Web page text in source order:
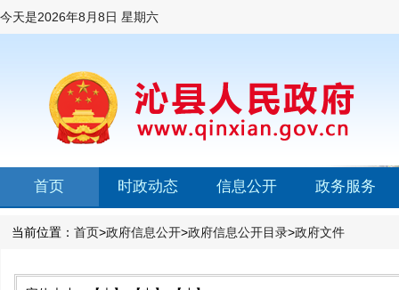
今天是2026年8月8日 星期六
首页 时政动态 信息公开 政务服务
当前位置： 首页>政府信息公开>政府信息公开目录>政府文件